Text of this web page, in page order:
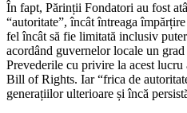
În fapt, Părinții Fondatori au fost
“autoritate”, încât întreaga
fel încât să fie limitată inclusiv
acordând guvernelor locale un
Prevederile cu privire la acest
Bill of Rights. Iar “frica de
generațiilor ulterioare și încă